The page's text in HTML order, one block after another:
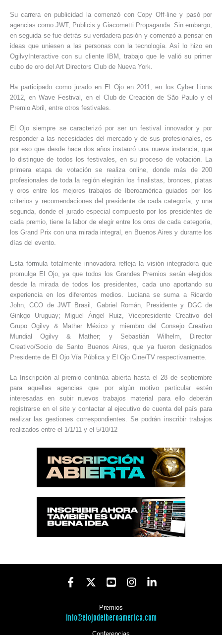
Su carrera en publicidad la comenzó con Copy Off-line y pasó por
agencias como JWT, Publicis y Giacometti Propaganda. Sin embargo,
en seguida se fue detrás su verdadera pasión y comenzó a pensar en
ideas que uniesen a las personas con la tecnología. Así lo hizo en
OgilvyInteractive con su cliente IBM, trabajo que le valió su primer
cubo de oro del Art Directors Club de Nueva York.
Ha participado como jurado en El Ojo en 2011, en los Cyber Lions
2012, en Wave Festival, en el Club de Creación de São Paulo y el
Premio Abril, entre otros festivales.
El Ojo siempre se caracterizó por ser un festival innovador y por
responder a las necesidades del mercado y de sus profesionales, es
por eso que desde hace dos años instauró una nueva instancia, que
lo distingue de todos los festivales, en su proceso de votación. La
primera etapa de votación se realiza online, donde más de 200
profesionales de toda la región elegirán los finalistas, bronces, platas
y oros entre los mejores trabajos de Iberoamérica guiados por los
criterios y recomendaciones del presidente de cada categoría; y una
segunda, donde el jurado especial compuesto por los presidentes de
cada premio, tiene la labor de elegir entre los oros de cada categoría,
los Grand Prix con una mirada integral, en Buenos Aires y durante los
días del evento.
Esta fórmula totalmente innovadora refleja la visión integradora que
promulga El Ojo, ya que todos los Grandes Premios serán elegidos
desde la mirada de todos los presidentes, cada uno aportando su
experiencia en los diferentes medios. Luciana se suma a Ricardo
John, CCO de JWT Brasil, Gabriel Román, Presidente y DGC de
Ginkgo Uruguay; Miguel Ángel Ruiz, Vicepresidente Creativo del
Grupo Ogilvy & Mather México y miembro del Consejo Creativo
Mundial Ogilvy & Mather; y Sebastián Wilhelm, Director
Creativo/Socio de Santo Buenos Aires, que ya fueron designados
Presidente de El Ojo Vía Pública y El Ojo Cine/TV respectivamente.
La Inscripción al premio continúa abierta hasta el 28 de septiembre
para aquellas agencias que por algún motivo particular estén
interesadas en subir nuevos trabajos material para ello deberán
registrarse en el site y contactar al ejecutivo de cuenta del país para
realizar las gestiones correspondientes. Se podrán inscribir trabajos
realizados entre el 1/1/11 y el 5/10/12
Premios
info@elojodeiberoamerica.com